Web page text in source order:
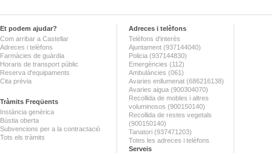
Et podem ajudar?
Com arribar a Castellar
Adreces i telèfons
Farmàcies de guàrdia
Horaris de transport públic
Reserva d'equipaments
Cita prèvia
Tràmits Freqüents
Instància genèrica
Bústia oberta
Subvencions per a la contractació
Tots els tràmits
Adreces i telèfons
Telèfons d'interès
Ajuntament (937144040)
Policia (937144830)
Emergències (112)
Ambulàncies (061)
Avaries enllumenat (686216138)
Avaries aigua (900304070)
Recollida de mobles i altres
voluminosos (900150140)
Recollida de restes vegetals
(900150140)
Tanatori (937471203)
Totes les adreces i telèfons
Serveis